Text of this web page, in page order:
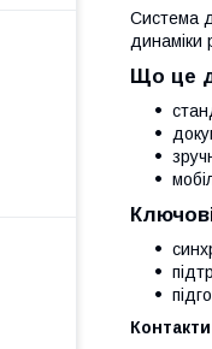
Система
динаміки
Що це